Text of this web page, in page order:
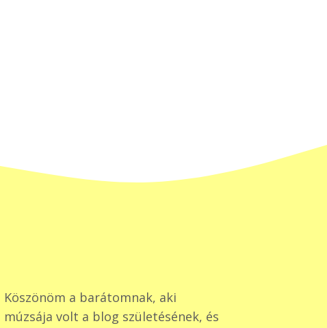
Köszönöm a barátomnak, aki
múzsája volt a blog születésének, és